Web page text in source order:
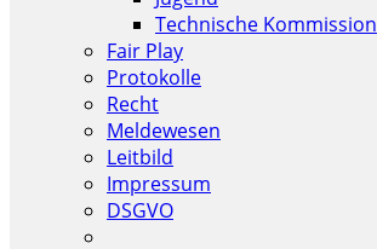
Technische Kommission
Fair Play
Protokolle
Recht
Meldewesen
Leitbild
Impressum
DSGVO